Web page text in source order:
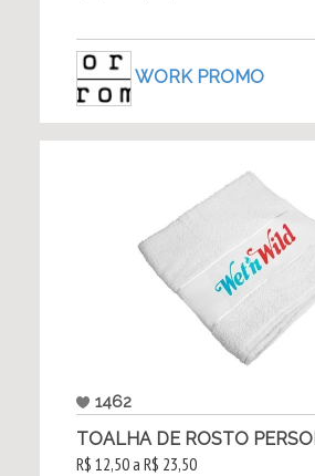
WORK PROMO
1462
TOALHA DE ROSTO
R$ 12,50 a R$ 23,50